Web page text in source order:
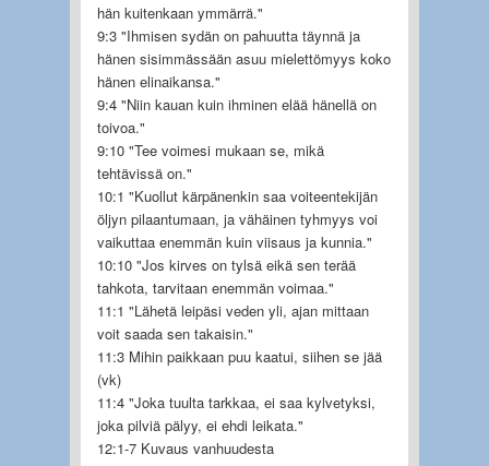
hän kuitenkaan ymmärrä."
9:3 "Ihmisen sydän on pahuutta täynnä ja
hänen sisimmässään asuu mielettömyys koko
hänen elinaikansa."
9:4 "Niin kauan kuin ihminen elää hänellä on
toivoa."
9:10 "Tee voimesi mukaan se, mikä
tehtävissä on."
10:1 "Kuollut kärpänenkin saa voiteentekijän
öljyn pilaantumaan, ja vähäinen tyhmyys voi
vaikuttaa enemmän kuin viisaus ja kunnia."
10:10 "Jos kirves on tylsä eikä sen terää
tahkota, tarvitaan enemmän voimaa."
11:1 "Lähetä leipäsi veden yli, ajan mittaan
voit saada sen takaisin."
11:3 Mihin paikkaan puu kaatui, siihen se jää
(vk)
11:4 "Joka tuulta tarkkaa, ei saa kylvetyksi,
joka pilviä pälyy, ei ehdi leikata."
12:1-7 Kuvaus vanhuudesta